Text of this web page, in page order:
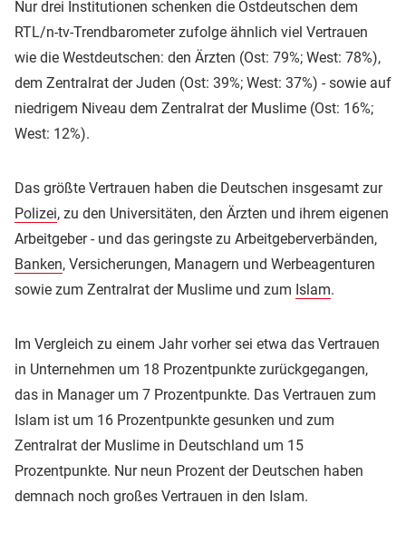
Nur drei Institutionen schenken die Ostdeutschen dem
RTL/n-tv-Trendbarometer zufolge ähnlich viel Vertrauen
wie die Westdeutschen: den Ärzten (Ost: 79%; West: 78%),
dem Zentralrat der Juden (Ost: 39%; West: 37%) - sowie auf
niedrigem Niveau dem Zentralrat der Muslime (Ost: 16%;
West: 12%).
Das größte Vertrauen haben die Deutschen insgesamt zur
Polizei, zu den Universitäten, den Ärzten und ihrem eigenen
Arbeitgeber - und das geringste zu Arbeitgeberverbänden,
Banken, Versicherungen, Managern und Werbeagenturen
sowie zum Zentralrat der Muslime und zum Islam.
Im Vergleich zu einem Jahr vorher sei etwa das Vertrauen
in Unternehmen um 18 Prozentpunkte zurückgegangen,
das in Manager um 7 Prozentpunkte. Das Vertrauen zum
Islam ist um 16 Prozentpunkte gesunken und zum
Zentralrat der Muslime in Deutschland um 15
Prozentpunkte. Nur neun Prozent der Deutschen haben
demnach noch großes Vertrauen in den Islam.